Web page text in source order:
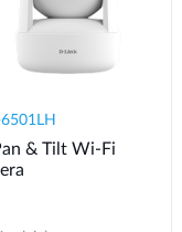
& Tilt Wi-Fi